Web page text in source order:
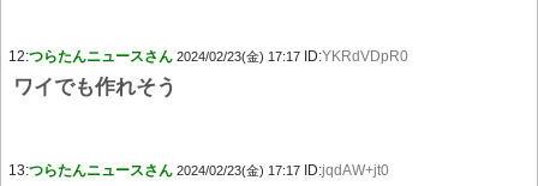
12:つらたんニュースさん 2024/02/23(金) 17:17 ID:YKRdVDpR0
ワイでも作れそう
13:つらたんニュースさん 2024/02/23(金) 17:17 ID:jqdAW+jt0